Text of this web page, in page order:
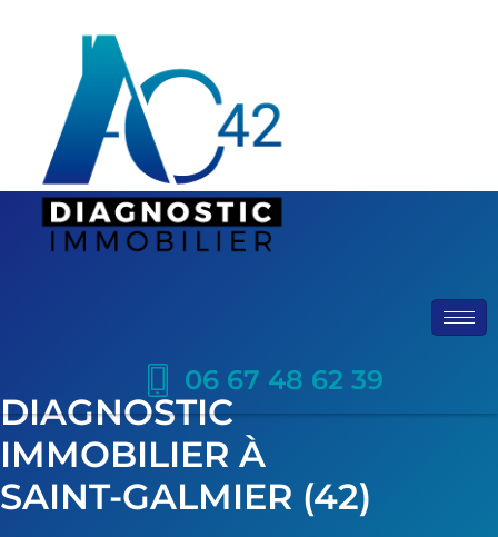
06 67 48 62 39
DIAGNOSTIC
IMMOBILIER À
SAINT-GALMIER (42)